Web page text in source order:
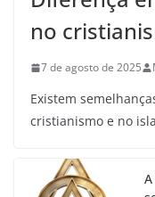
no
7 de agosto de 2025
Existem
cristianismo e no